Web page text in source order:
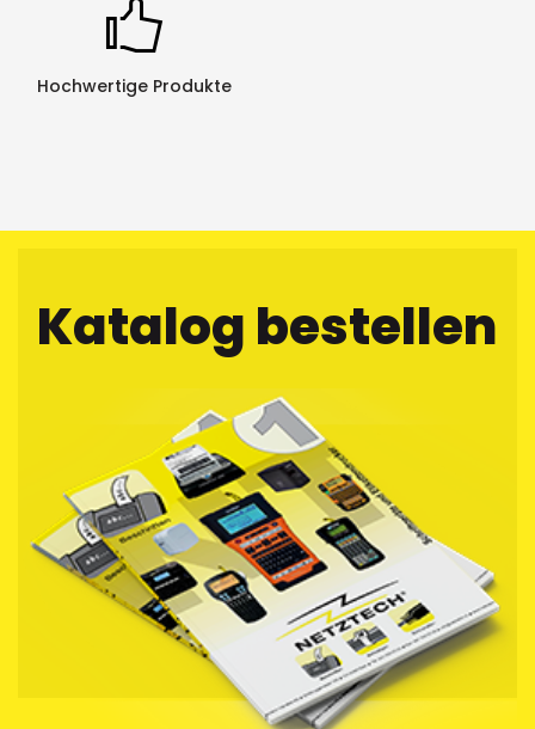
Chemische Beständigkeit: sehr gut
Hochwertige Produkte
Katalog bestellen